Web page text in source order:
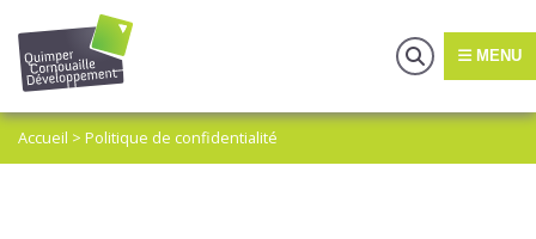
MENU
Accueil > Politique de confidentialité